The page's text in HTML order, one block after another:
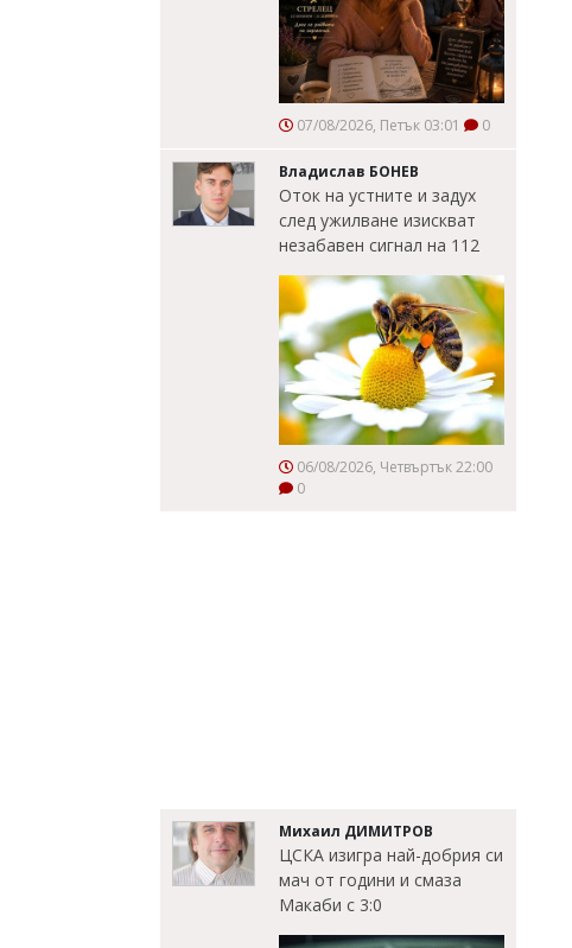
07/08/2026, Петък 03:01 0
Владислав БОНЕВ
Оток на устните и задух
след ужилване изискват
незабавен сигнал на 112
06/08/2026, Четвъртък 22:00
0
Михаил ДИМИТРОВ
ЦСКА изигра най-добрия си
мач от години и смаза
Макаби с 3:0